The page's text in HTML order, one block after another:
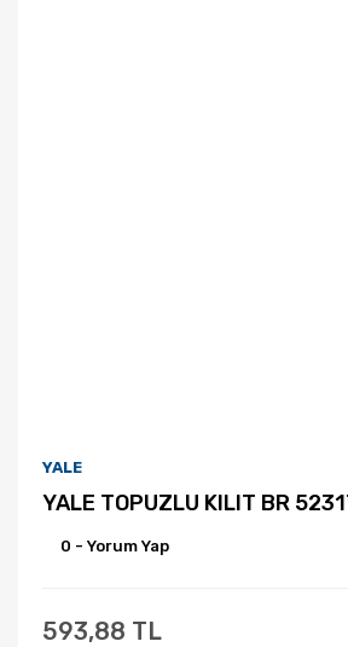
YALE
YALE TOPUZLU KILIT BR
0 - Yorum Yap
593,88 TL